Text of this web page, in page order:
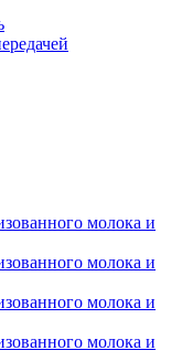
молока и
молока и
молока и
молока и